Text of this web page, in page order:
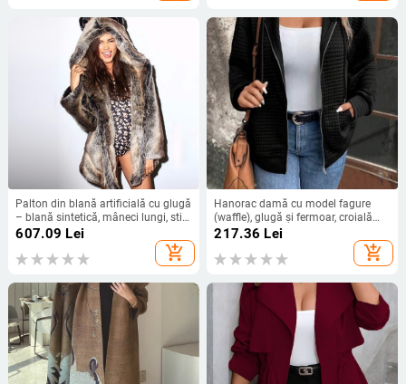
Palton din blană artificială cu glugă
– blană sintetică, mâneci lungi, stil
temperament, pentru femei
607.09 Lei
add_shopping_cart
Hanorac damă cu model fagure
(waffle), glugă și fermoar, croială
lejeră, lungime medie, poliester
217.36 Lei
add_shopping_cart